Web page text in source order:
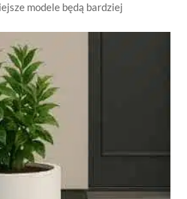
modele będą bardziej